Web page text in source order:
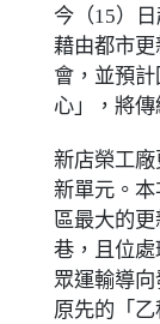
今（15）
藉由都市
會，並預
心」，將
新店榮工廠
新單元。
區最大的
巷，且位
眾運輸導
原先的「